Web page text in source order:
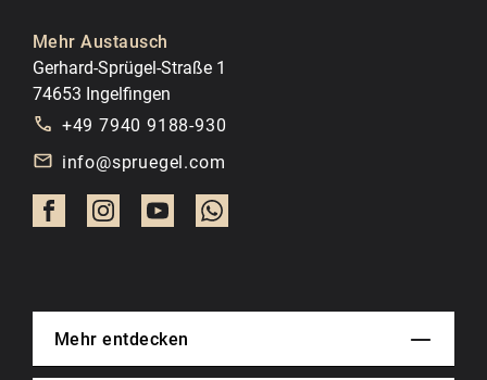
Mehr Austausch
Gerhard-Sprügel-Straße 1
74653 Ingelfingen
+49 7940 9188-930
info@spruegel.com
Mehr entdecken